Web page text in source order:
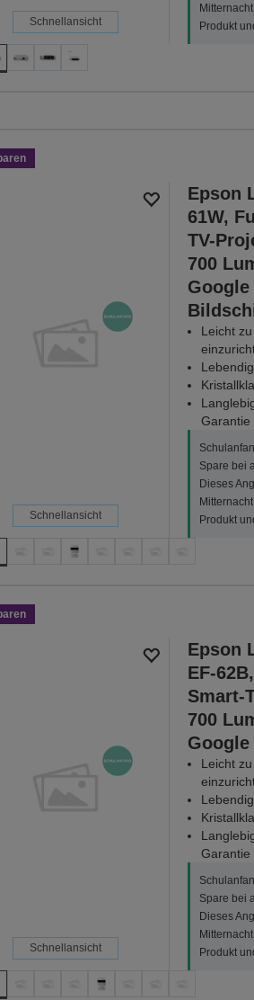
Schnellansicht
Produkt
Schnellansicht
Epson
61W,
TV-
700
Google
Leicht
Garantie
Spare bei
Dieses
Produkt
Schnellansicht
Epson
EF-
Smart-
700
Google
Leicht
Garantie
Spare bei
Dieses
Produkt